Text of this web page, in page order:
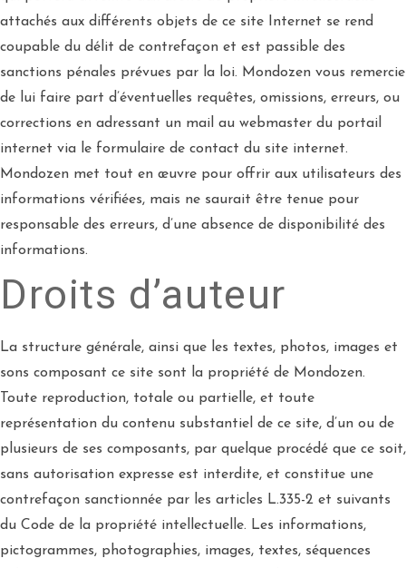
attachés aux différents objets de ce site Internet se rend
coupable du délit de contrefaçon et est passible des
sanctions pénales prévues par la loi. Mondozen vous remercie
de lui faire part d’éventuelles requêtes, omissions, erreurs, ou
corrections en adressant un mail au webmaster du portail
internet via le formulaire de contact du site internet.
Mondozen met tout en œuvre pour offrir aux utilisateurs des
informations vérifiées, mais ne saurait être tenue pour
responsable des erreurs, d’une absence de disponibilité des
informations.
Droits d’auteur
La structure générale, ainsi que les textes, photos, images et
sons composant ce site sont la propriété de Mondozen.
Toute reproduction, totale ou partielle, et toute
représentation du contenu substantiel de ce site, d’un ou de
plusieurs de ses composants, par quelque procédé que ce soit,
sans autorisation expresse est interdite, et constitue une
contrefaçon sanctionnée par les articles L.335-2 et suivants
du Code de la propriété intellectuelle. Les informations,
pictogrammes, photographies, images, textes, séquences